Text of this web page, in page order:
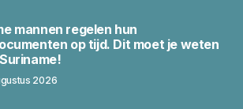
mannen regelen hun
op tijd. Dit moet je weten
2026